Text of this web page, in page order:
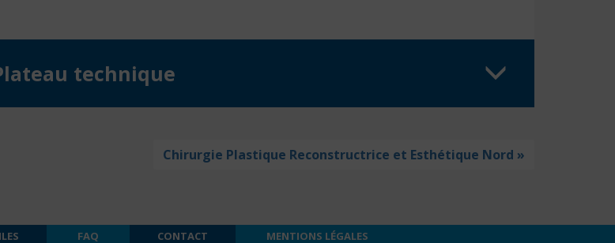
technique
Chirurgie Plastique Reconstructrice et Esthétique Nord »
FAQ CONTACT MENTIONS LÉGALES